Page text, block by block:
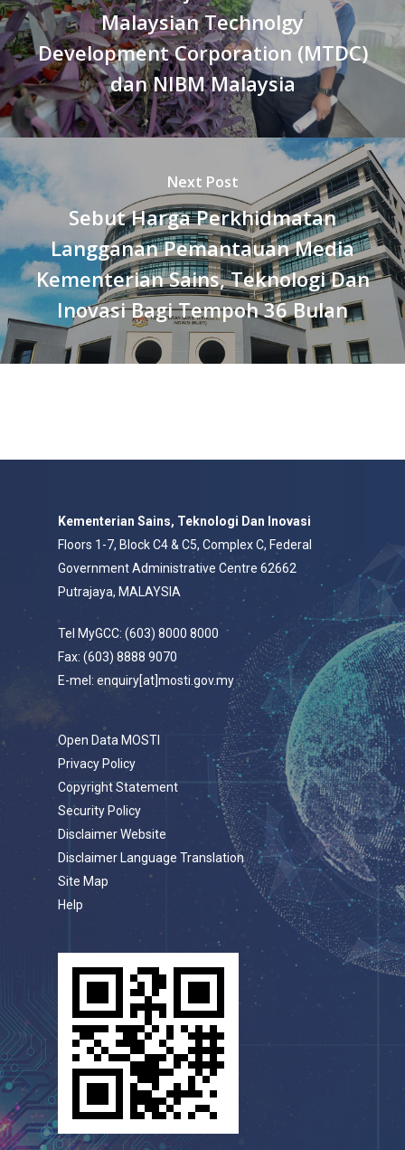
Malaysian Technolgy
Development Corporation (MTDC)
dan NIBM Malaysia
Next Post
Sebut Harga Perkhidmatan
Langganan Pemantauan Media
Kementerian Sains, Teknologi Dan
Inovasi Bagi Tempoh 36 Bulan
Kementerian Sains, Teknologi Dan Inovasi
Floors 1-7, Block C4 & C5, Complex C, Federal
Government Administrative Centre 62662
Putrajaya, MALAYSIA
Tel MyGCC: (603) 8000 8000
Fax: (603) 8888 9070
E-mel: enquiry[at]mosti.gov.my
Open Data MOSTI
Privacy Policy
Copyright Statement
Security Policy
Disclaimer Website
Disclaimer Language Translation
Site Map
Help